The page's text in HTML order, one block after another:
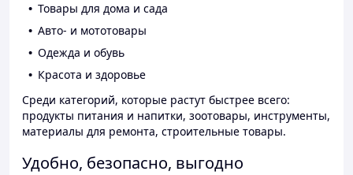
Товары для дома и сада
Авто- и мототовары
Одежда и обувь
Красота и здоровье
Среди категорий, которые растут быстрее всего:
продукты питания и напитки, зоотовары, инструменты,
материалы для ремонта, строительные товары.
Удобно, безопасно, выгодно